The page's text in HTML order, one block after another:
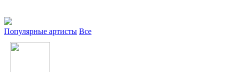
Популярные артисты Все